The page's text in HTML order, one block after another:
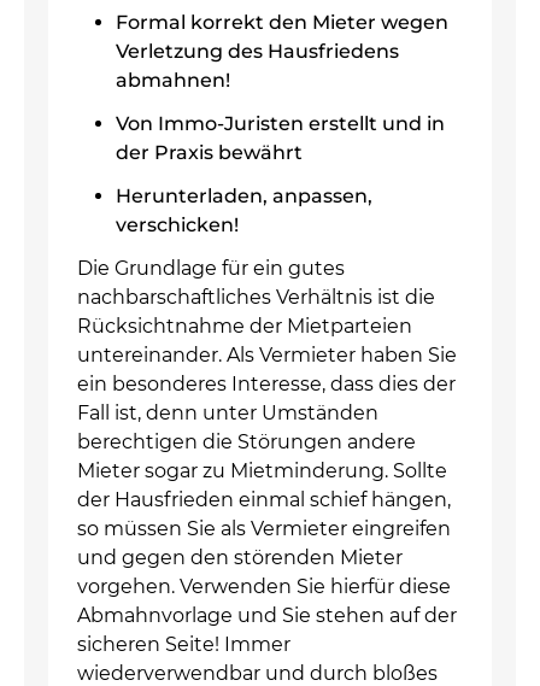
Formal korrekt den Mieter wegen
Verletzung des Hausfriedens
abmahnen!
Von Immo-Juristen erstellt und in
der Praxis bewährt
Herunterladen, anpassen,
verschicken!
Die Grundlage für ein gutes
nachbarschaftliches Verhältnis ist die
Rücksichtnahme der Mietparteien
untereinander. Als Vermieter haben Sie
ein besonderes Interesse, dass dies der
Fall ist, denn unter Umständen
berechtigen die Störungen andere
Mieter sogar zu Mietminderung. Sollte
der Hausfrieden einmal schief hängen,
so müssen Sie als Vermieter eingreifen
und gegen den störenden Mieter
vorgehen. Verwenden Sie hierfür diese
Abmahnvorlage und Sie stehen auf der
sicheren Seite! Immer
wiederverwendbar und durch bloßes